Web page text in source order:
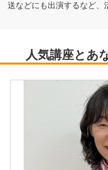
送などにも出演するなど、